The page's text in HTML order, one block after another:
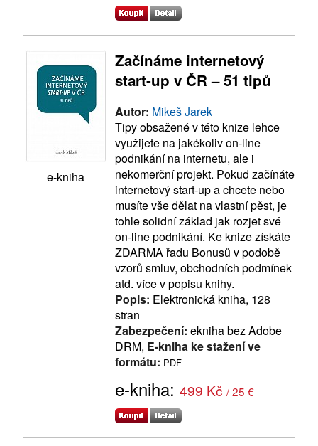
e-kniha
Začínáme internetový
start-up v ČR – 51 tipů
Autor: Mikeš Jarek
Tipy obsažené v této knize lehce
využijete na jakékoliv on-line
podnikání na internetu, ale i
nekomerční projekt. Pokud začínáte
internetový start-up a chcete nebo
musíte vše dělat na vlastní pěst, je
tohle solidní základ jak rozjet své
on-line podnikání. Ke knize získáte
ZDARMA řadu Bonusů v podobě
vzorů smluv, obchodních podmínek
atd. více v popisu knihy.
Popis: Elektronická kniha, 128
stran
Zabezpečení: ekniha bez Adobe
DRM, E-kniha ke stažení ve
formátu: PDF
e-kniha: 499 Kč / 25 €